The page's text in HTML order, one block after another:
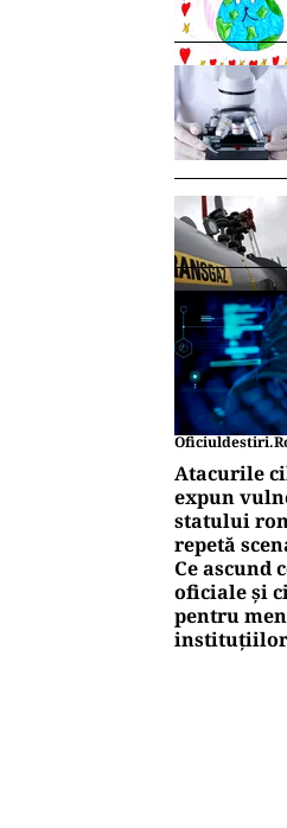
Atacurile
expun
statului
repetă
Ce ascund
oficiale și
pentru